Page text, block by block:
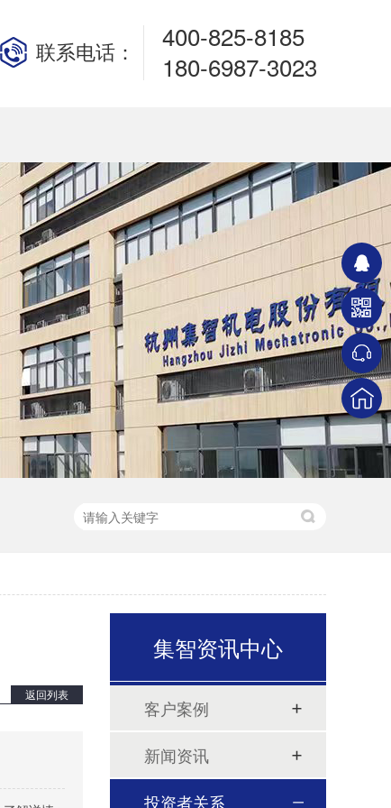
联系电话：
400-825-8185
180-6987-3023
返回列表
集智资讯中心
客户案例
新闻资讯
投资者关系